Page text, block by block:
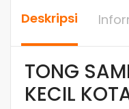
Deskripsi
TONG
KECIL